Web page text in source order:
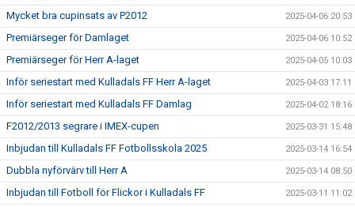
Mycket bra cupinsats av P2012 2025-04-06 20:53
Premiärseger för Damlaget 2025-04-06 10:52
Premiärseger för Herr A-laget 2025-04-05 10:03
Inför seriestart med Kulladals FF Herr A-laget 2025-04-03 17:11
Inför seriestart med Kulladals FF Damlag 2025-04-02 18:16
F2012/2013 segrare i IMEX-cupen 2025-03-31 15:48
Inbjudan till Kulladals FF Fotbollsskola 2025 2025-03-14 16:54
Dubbla nyförvärv till Herr A 2025-03-14 08:50
Inbjudan till Fotboll för Flickor i Kulladals FF 2025-03-11 11:02